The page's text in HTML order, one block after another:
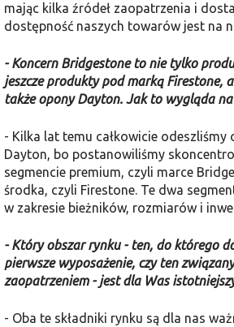
mając kilka źródeł zaopatrzenia i
dostępność naszych towarów jest na
- Koncern Bridgestone to nie tylko
jeszcze produkty pod marką Firestone,
także opony Dayton. Jak to wygląda na
- Kilka lat temu całkowicie
Dayton, bo postanowiliśmy
segmencie premium, czyli marce
środka, czyli Firestone. Te dwa
w zakresie bieżników, rozmiarów i
- Który obszar rynku - ten, do którego
pierwsze wyposażenie, czy ten
zaopatrzeniem - jest dla Was
- Oba te składniki rynku są dla nas